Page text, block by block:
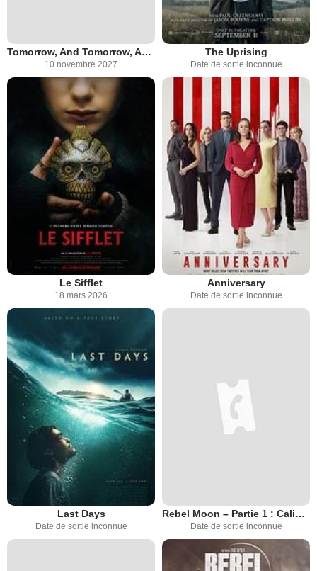
Tomorrow, And Tomorrow, And Tomorrow
10 novembre 2027
The Uprising
Date de sortie inconnue
Le Sifflet
18 mars 2026
Anniversary
Date de sortie inconnue
Last Days
Date de sortie inconnue
Rebel Moon – Partie 1 : Calice de sang
Date de sortie inconnue